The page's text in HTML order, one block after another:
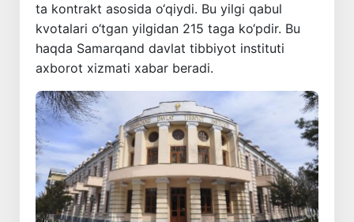
ta kontrakt asosida o‘qiydi. Bu yilgi qabul
kvotalari o‘tgan yilgidan 215 taga ko‘pdir. Bu
haqda Samarqand davlat tibbiyot instituti
axborot xizmati xabar beradi.